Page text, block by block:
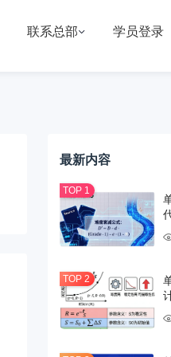
联系总部 学员登录
最新内容